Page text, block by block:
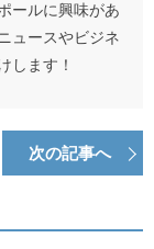
ールに興味があ
ュースやビジネ
します！
次の記事へ